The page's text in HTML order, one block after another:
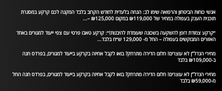
אנשי כוחות הביטחון והרפואה שימו לב: הנחה בלעדית לחודש הקרוב בלבד המקנה לכם קרקע במסגרת
תוכנית הענק בעפולה במחיר של ₪119,000 במקום ₪125,000 –...
״קרקע צמודת דופן להשקעה בשכונה שעומדת להיבנות!״: קרקע טאבו פרטי עם צפי ייעוד למגורים באחד
האזורים המבוקשים בעפולה – החל מ- 129,000 ש״ח בלבד...
מחירי הנדל”ן לא עוצרים! חלום הדירה מתרחק? בואו לקבל אחיזה בקרקע בייעוד למגורים, בפרדס חנה
ב-₪109,000 בלבד
מחירי הנדל”ן לא עוצרים! חלום הדירה מתרחק? בואו לקבל אחיזה בקרקע בייעוד למגורים, בפרדס חנה החל
מ-₪59,000 בלבד